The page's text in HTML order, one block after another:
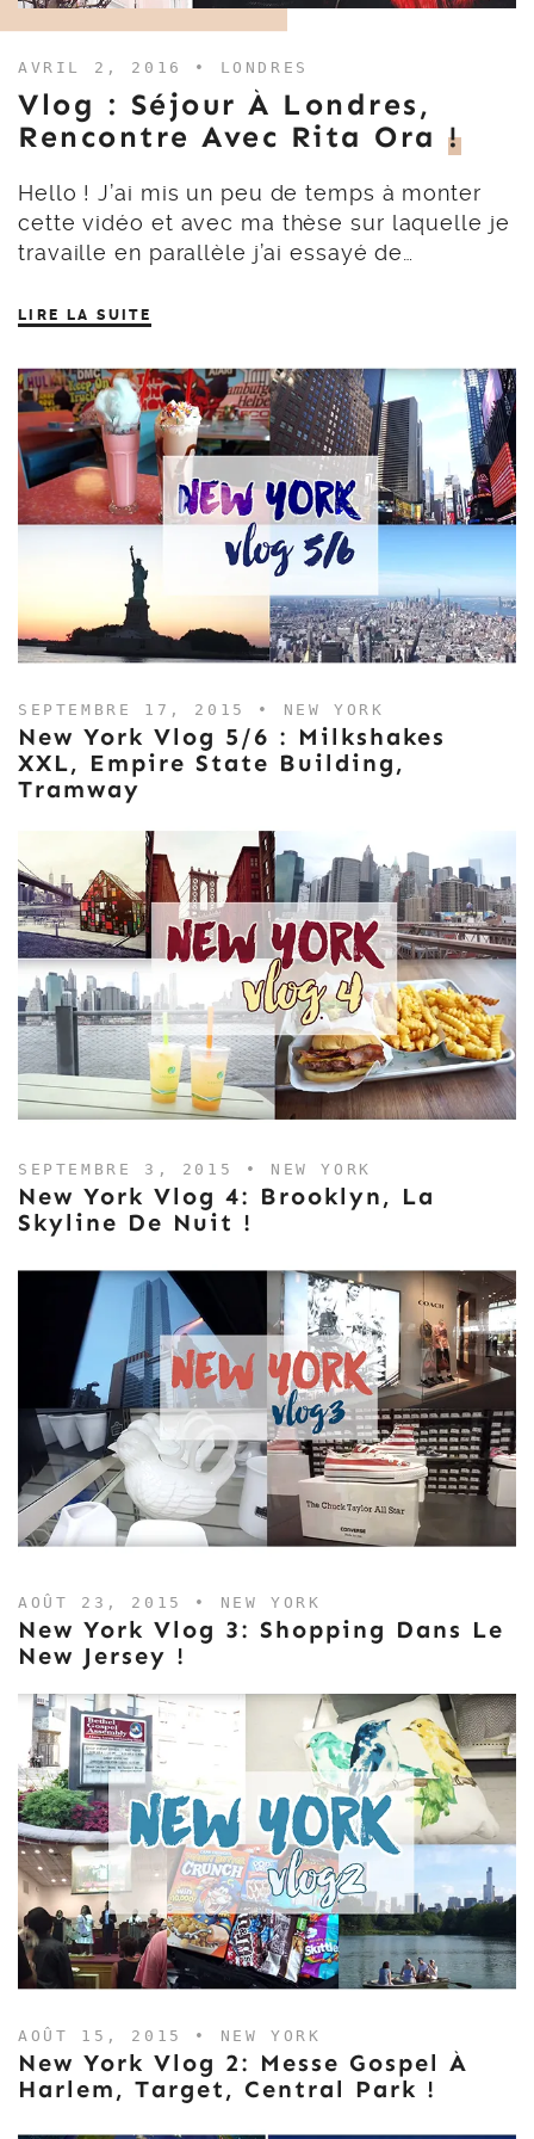
AVRIL 2, 2016 • LONDRES
Vlog : Séjour À Londres,
Rencontre Avec Rita Ora !
Hello ! J’ai mis un peu de temps à monter
cette vidéo et avec ma thèse sur laquelle je
travaille en parallèle j’ai essayé de…
LIRE LA SUITE
SEPTEMBRE 17, 2015 • NEW YORK
New York Vlog 5/6 : Milkshakes
XXL, Empire State Building,
Tramway
SEPTEMBRE 3, 2015 • NEW YORK
New York Vlog 4: Brooklyn, La
Skyline De Nuit !
AOÛT 23, 2015 • NEW YORK
New York Vlog 3: Shopping Dans Le
New Jersey !
AOÛT 15, 2015 • NEW YORK
New York Vlog 2: Messe Gospel À
Harlem, Target, Central Park !